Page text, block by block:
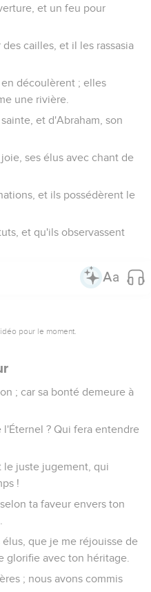
et un feu pour
cailles, et il les rassasia
découlèrent ; elles
une rivière.
et d'Abraham, son
ses élus avec chant de
et ils possédèrent le
et qu'ils observassent
pour le moment.
; car sa bonté demeure à
l'Éternel ? Qui fera entendre
le juste jugement, qui
!
ta faveur envers ton
que je me réjouisse de
glorifie avec ton héritage.
; nous avons commis